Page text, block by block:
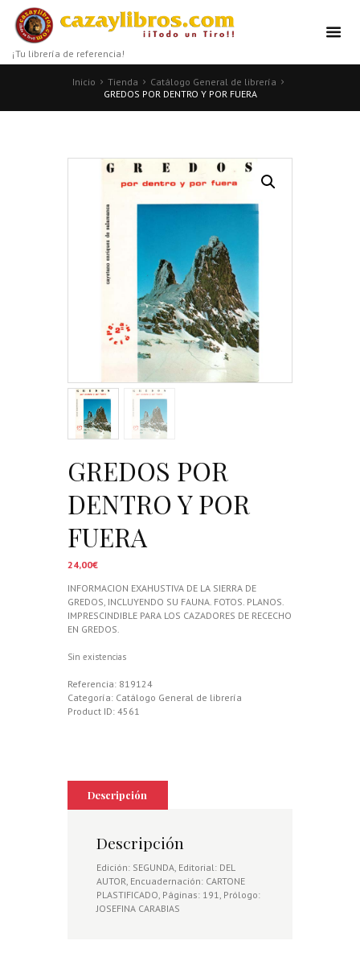
¡Tu librería de referencia!
Inicio Tienda
Catálogo General de librería
GREDOS POR DENTRO Y POR FUERA
GREDOS POR
DENTRO Y POR
FUERA
24,00€
INFORMACION EXAHUSTIVA DE LA SIERRA DE
GREDOS, INCLUYENDO SU FAUNA. FOTOS. PLANOS.
IMPRESCINDIBLE PARA LOS CAZADORES DE RECECHO
EN GREDOS.
Sin existencias
Referencia: 819124
Categoría: Catálogo General de librería
Product ID: 4561
Descripción
Descripción
Edición: SEGUNDA, Editorial: DEL
AUTOR, Encuadernación: CARTONE
PLASTIFICADO, Páginas: 191, Prólogo:
JOSEFINA CARABIAS